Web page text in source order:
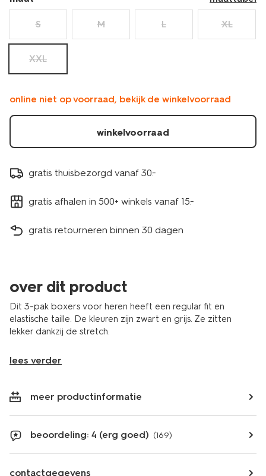
S M L XL
XXL
online niet op voorraad, bekijk de winkelvoorraad
winkelvoorraad
gratis thuisbezorgd vanaf 30.-
gratis afhalen in 500+ winkels vanaf 15.-
gratis retourneren binnen 30 dagen
over dit product
Dit 3-pak boxers voor heren heeft een regular fit en
elastische taille. De kleuren zijn zwart en grijs. Ze zitten
lekker dankzij de stretch.
lees verder
meer productinformatie
beoordeling: 4 (erg goed) (169)
contactgegevens